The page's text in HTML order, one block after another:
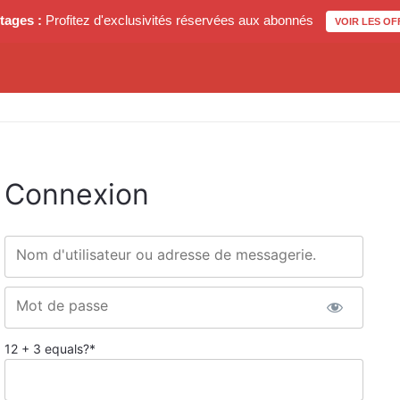
: Profitez d'exclusivités réservées aux abonnés VOIR LES
Connexion
Nom d'utilisateur ou adresse de messagerie.
Mot de passe
12 + 3 equals?*